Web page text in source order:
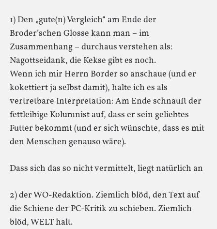
1) Den „gute(n) Vergleich“ am Ende der
Broder’schen Glosse kann man – im
Zusammenhang – durchaus verstehen als:
Nagottseidank, die Kekse gibt es noch.
Wenn ich mir Herrn Border so anschaue (und er
kokettiert ja selbst damit), halte ich es als
vertretbare Interpretation: Am Ende schnauft der
fettleibige Kolumnist auf, dass er sein geliebtes
Futter bekommt (und er sich wünschte, dass es mit
den Menschen genauso wäre).
Dass sich das so nicht vermittelt, liegt natürlich an
2) der WO-Redaktion. Ziemlich blöd, den Text auf
die Schiene der PC-Kritik zu schieben. Ziemlich
blöd, WELT halt.